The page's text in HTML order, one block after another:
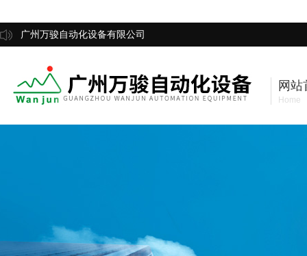
广州万骏自动化设备有限公司
网站
Home